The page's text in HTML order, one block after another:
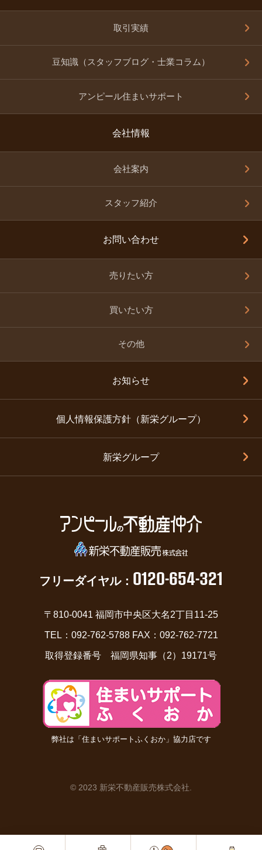
取引実績
豆知識（スタッフブログ・士業コラム）
アンピール住まいサポート
会社情報
会社案内
スタッフ紹介
お問い合わせ
売りたい方
買いたい方
その他
お知らせ
個人情報保護方針（新栄グループ）
新栄グループ
フリーダイヤル： 0120-654-321
〒810-0041 福岡市中央区大名2丁目11-25
TEL：092-762-5788 FAX：092-762-7721
取得登録番号 福岡県知事（2）19171号
弊社は「住まいサポートふくおか」協力店です
© 2023 新栄不動産販売株式会社.